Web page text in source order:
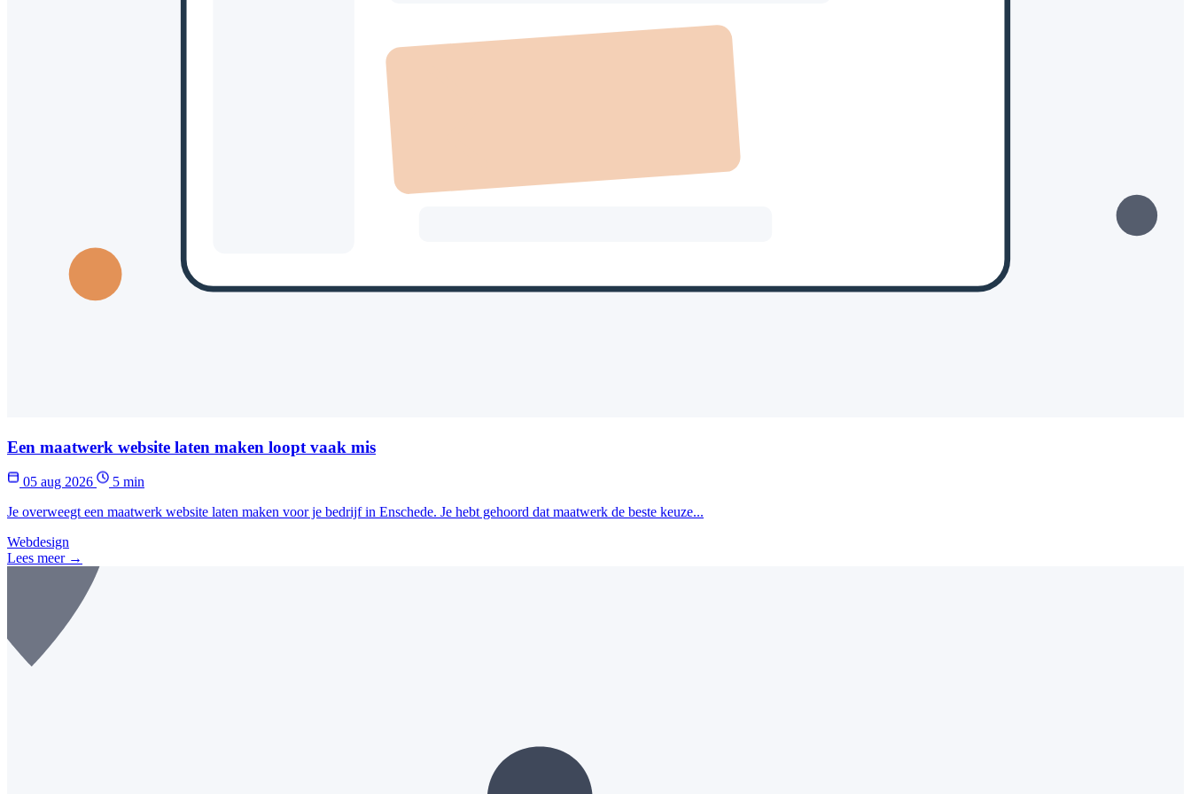
Een maatwerk website laten maken loopt vaak mis
05 aug 2026
5 min
Je overweegt een maatwerk website laten maken voor je bedrijf in Enschede. Je hebt gehoord dat maatwerk de beste keuze...
Webdesign
Lees meer →